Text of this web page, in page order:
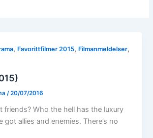
, Favorittfilmer 2015, Filmanmeldelser,
/20/07/2016
friends? Who the hell has the luxury
got allies and enemies. There’s no